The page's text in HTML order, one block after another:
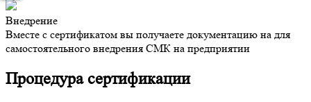
Внедрение
Вместе с сертификатом вы получаете документацию на для
самостоятельного внедрения СМК на предприятии
Процедура сертификации